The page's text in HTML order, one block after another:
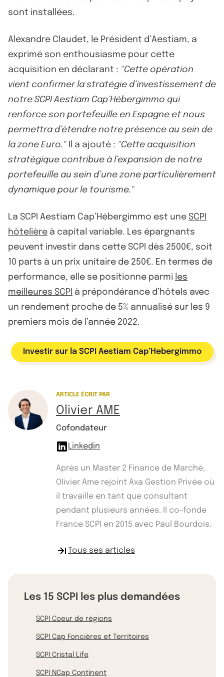
sont installées.
Alexandre Claudet, le Président d’Aestiam, a
exprimé son enthousiasme pour cette
acquisition en déclarant : "Cette opération
vient confirmer la stratégie d’investissement de
notre SCPI Aestiam Cap’Hébergimmo qui
renforce son portefeuille en Espagne et nous
permettra d’étendre notre présence au sein de
la zone Euro." Il a ajouté : "Cette acquisition
stratégique contribue à l’expansion de notre
portefeuille au sein d’une zone particulièrement
dynamique pour le tourisme."
La SCPI Aestiam Cap’Hébergimmo est une SCPI
hôtelière à capital variable. Les épargnants
peuvent investir dans cette SCPI dès 2500€, soit
10 parts à un prix unitaire de 250€. En termes de
performance, elle se positionne parmi les
meilleures SCPI à prépondérance d’hôtels avec
un rendement proche de 5% annualisé sur les 9
premiers mois de l’année 2022.
Investir sur la SCPI Aestiam Cap’Hebergimmo
ARTICLE ÉCRIT PAR
Olivier AME
Cofondateur
Linkedin
Après un Master 2 Finance de Marché,
Olivier Ame rejoint Axa Gestion Privée où
il travaille en tant que consultant
pendant plusieurs années. Il co-fonde
France SCPI en 2015 avec Paul Bourdois.
Tous ses articles
Les 15 SCPI les plus demandées
SCPI Coeur de régions
SCPI Cap Foncières et Territoires
SCPI Cristal Life
SCPI NCap Continent